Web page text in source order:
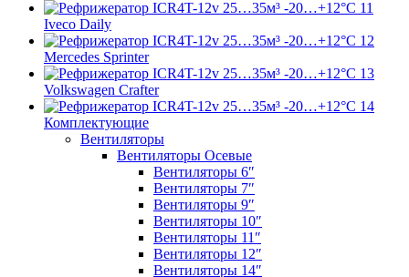
Iveco Daily
Mercedes Sprinter
Volkswagen Crafter
Комплектующие
Вентиляторы
Вентиляторы Осевые
Вентиляторы 6″
Вентиляторы 7″
Вентиляторы 9″
Вентиляторы 10″
Вентиляторы 11″
Вентиляторы 12″
Вентиляторы 14″